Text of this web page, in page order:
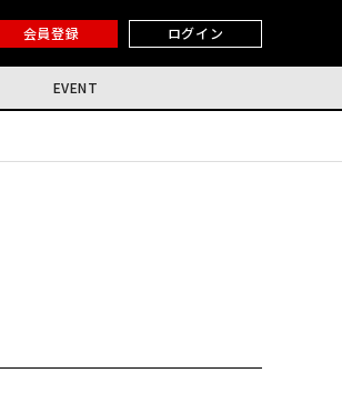
会員登録 ログイン
EVENT